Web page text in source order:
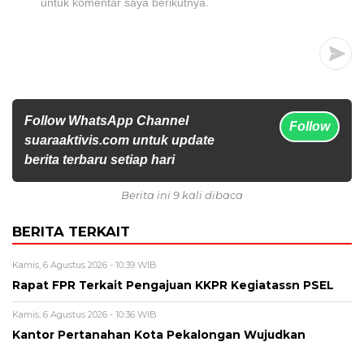
Follow WhatsApp Channel
suaraaktivis.com untuk update
berita terbaru setiap hari
Follow
Berita ini 9 kali dibaca
BERITA TERKAIT
Kamis, 6 Agustus 2026 - 10:39 WIB
Rapat FPR Terkait Pengajuan KKPR Kegiatassn PSEL
Kamis, 6 Agustus 2026 - 10:36 WIB
Kantor Pertanahan Kota Pekalongan Wujudkan